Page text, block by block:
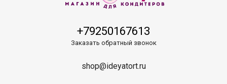
+79250167613
Заказать обратный звонок
shop@ideyatort.ru